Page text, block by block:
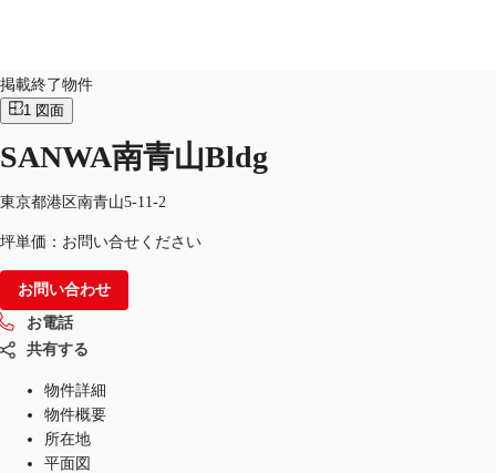
オフィス・事務所
倉庫・物流センター
地図検索
記事
仲介会社様はこちらへ
お気に入り
JP
お電話 お問合せ
掲載終了物件
1 図面
SANWA南青山Bldg
東京都港区南青山5-11-2
坪単価：お問い合せください
お問い合わせ
お電話
共有する
物件詳細
物件概要
所在地
平面図